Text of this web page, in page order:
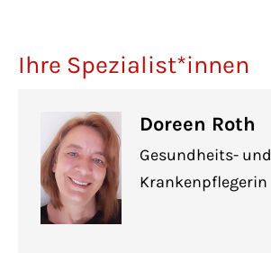
Ihre Spezialist*innen
Doreen Roth
Gesundheits- und
Krankenpflegerin